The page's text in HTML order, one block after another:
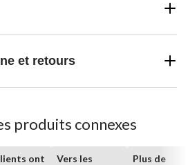
et retours
produits connexes
ont
Vers les
Plus de